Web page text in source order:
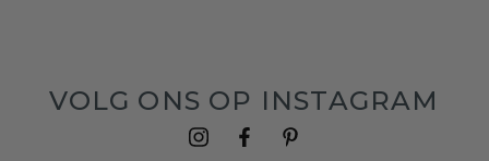
VOLG ONS OP INSTAGRAM